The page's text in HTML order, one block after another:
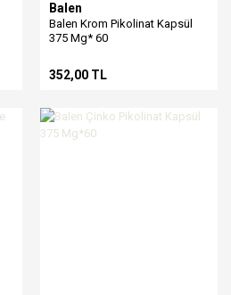
Balen
Balen Krom Pikolinat Kapsül
375 Mg* 60
352,00 TL